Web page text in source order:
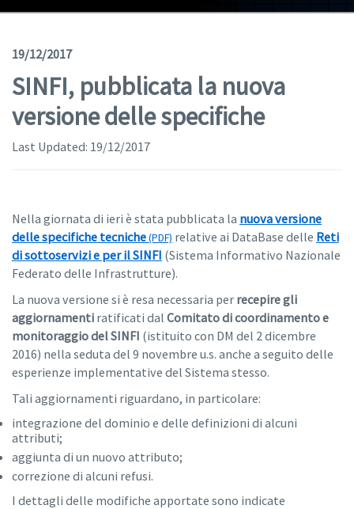
News
Geoviewer
Tools
Help(apre in una nuova finestra)
19/12/2017
SINFI, pubblicata la nuova
versione delle specifiche
Last Updated: 19/12/2017
Nella giornata di ieri è stata pubblicata la nuova versione
delle specifiche tecniche
relative ai DataBase delle Reti
di sottoservizi e per il SINFI (Sistema Informativo Nazionale
Federato delle Infrastrutture).
La nuova versione si è resa necessaria per recepire gli
aggiornamenti ratificati dal Comitato di coordinamento e
monitoraggio del SINFI (istituito con DM del 2 dicembre
2016) nella seduta del 9 novembre u.s. anche a seguito delle
esperienze implementative del Sistema stesso.
Tali aggiornamenti riguardano, in particolare:
integrazione del dominio e delle definizioni di alcuni
attributi;
aggiunta di un nuovo attributo;
correzione di alcuni refusi.
I dettagli delle modifiche apportate sono indicate